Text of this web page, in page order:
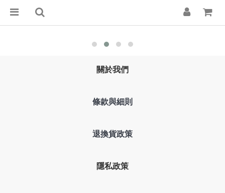
關於我們
條款與細則
退換貨政策
隱私政策